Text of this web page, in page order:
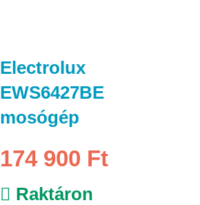
Electrolux
EWS6427BE
mosógép
174 900 Ft
Raktáron